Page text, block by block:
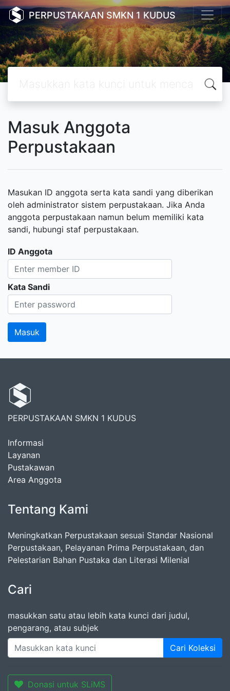
PERPUSTAKAAN SMKN 1 KUDUS
Masuk Anggota
Perpustakaan
Masukan ID anggota serta kata sandi yang diberikan
oleh administrator sistem perpustakaan. Jika Anda
anggota perpustakaan namun belum memiliki kata
sandi, hubungi staf perpustakaan.
ID Anggota
Kata Sandi
PERPUSTAKAAN SMKN 1 KUDUS
Informasi
Layanan
Pustakawan
Area Anggota
Tentang Kami
Meningkatkan Perpustakaan sesuai Standar Nasional
Perpustakaan, Pelayanan Prima Perpustakaan, dan
Pelestarian Bahan Pustaka dan Literasi Milenial
Cari
masukkan satu atau lebih kata kunci dari judul,
pengarang, atau subjek
Cari Koleksi
Donasi untuk SLiMS